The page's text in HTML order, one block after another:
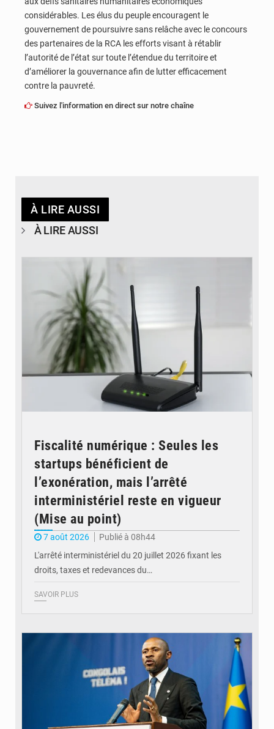
considérables. Les élus du peuple encouragent le
gouvernement de poursuivre sans relâche avec le concours
des partenaires de la RCA les efforts visant à rétablir
l’autorité de l’état sur toute l’étendue du territoire et
d’améliorer la gouvernance afin de lutter efficacement
contre la pauvreté.
Suivez l'information en direct sur notre chaîne
À LIRE AUSSI
À LIRE AUSSI
Fiscalité numérique : Seules les
startups bénéficient de
l’exonération, mais l’arrêté
interministériel reste en vigueur
(Mise au point)
7 août 2026
Publié à 08h44
L'arrêté interministériel du 20 juillet 2026 fixant les
droits, taxes et redevances du…
SAVOIR PLUS